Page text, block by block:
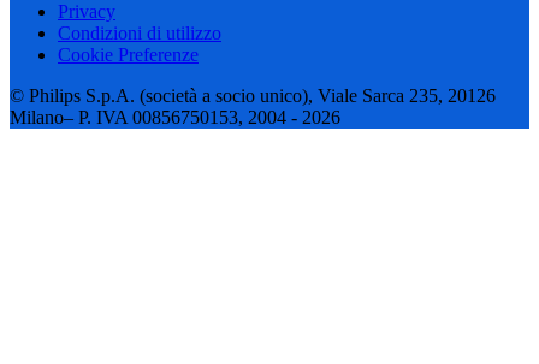
Privacy
Condizioni di utilizzo
Cookie Preferenze
© Philips S.p.A. (società a socio unico), Viale Sarca 235, 20126
Milano– P. IVA 00856750153, 2004 - 2026